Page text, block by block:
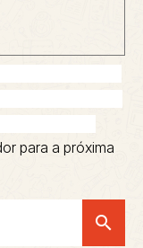
para a próxima
search